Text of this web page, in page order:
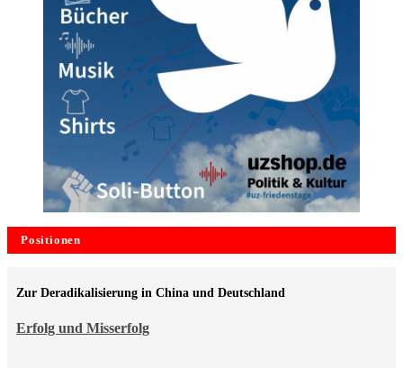
Positionen
Erfolg und Misserfolg
Zur Deradikalisierung in China und Deutschland